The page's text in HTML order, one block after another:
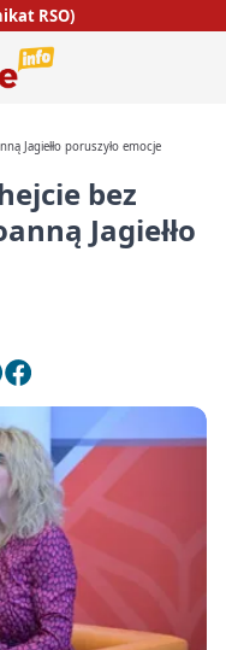
RSO)
Jagiełło poruszyło emocje
bez
Jagiełło